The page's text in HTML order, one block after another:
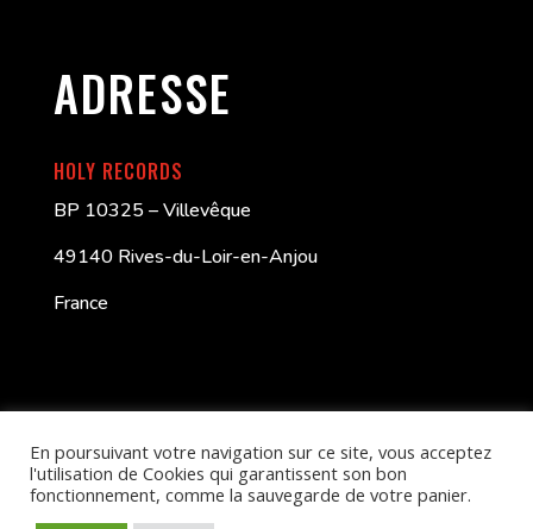
ADRESSE
HOLY RECORDS
BP 10325 – Villevêque
49140 Rives-du-Loir-en-Anjou
France
Better Call Swayb| HOLY RECORDS – © 2024
En poursuivant votre navigation sur ce site, vous acceptez
l'utilisation de Cookies qui garantissent son bon
fonctionnement, comme la sauvegarde de votre panier.